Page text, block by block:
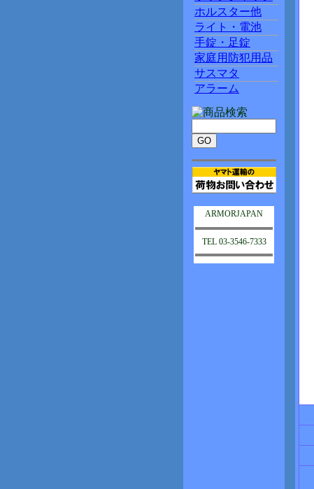
ARMORJAPAN
TEL 03-3546-7333